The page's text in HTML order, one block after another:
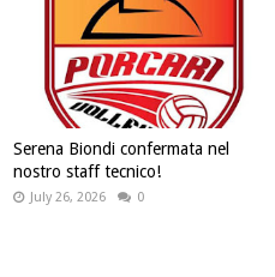
Serena Biondi confermata nel
nostro staff tecnico!
July 26, 2026 0